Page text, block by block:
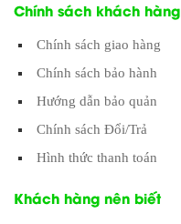
Chính sách khách hàng
Chính sách giao hàng
Chính sách bảo hành
Hướng dẫn bảo quản
Chính sách Đổi/Trả
Hình thức thanh toán
Khách hàng nên biết